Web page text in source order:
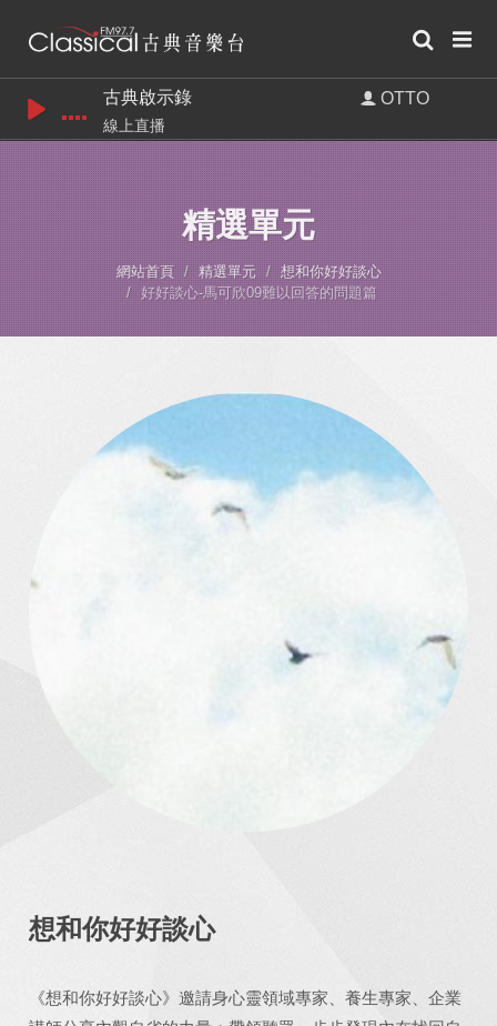
古典啟示錄 OTTO
線上直播